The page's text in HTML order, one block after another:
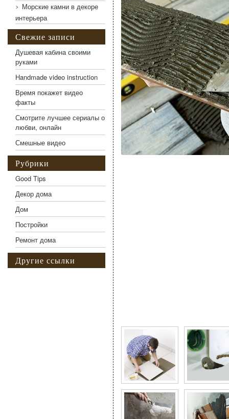
Морские камни в декоре
интерьера
Свежие записи
Душевая кабина своими
руками
Handmade video instruction
Время покажет видео
факты
Смотрите лучшее сериалы о
любви, онлайн
Смешные видео
Рубрики
Good Tips
Декор дома
Дом
Постройки
Ремонт дома
Другие ссылки